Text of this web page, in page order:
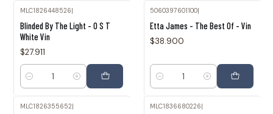
MLC1826448526|
Blinded By The Light - O S T
White Vin
$27.911
Cantidad
5060397601100|
Etta James - The Best Of - Vin
$38.900
Cantidad
MLC1826355652| MLC1836680226